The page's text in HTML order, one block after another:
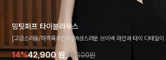
밍팃퍼프 타이블라우스
[고급스러움/하객룩추천💎]여성스러운 브이넥 라인과 타이 디테일이
라우스 🤍 여유로운 7부 소매로 편안하게 착용되며 데일리룩부터 출
기 좋은 아이템이에요
14%42,900 원49,800원